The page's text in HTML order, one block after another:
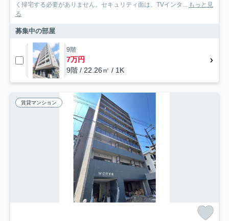
く帰宅する必要がありません。セキュリティ面は、TVインタ... もっと見
る
募集中の部屋
9階
7万円
9階 / 22.26㎡ / 1K
賃貸マンション